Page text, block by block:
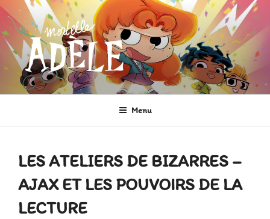
Aller
au
contenu
principal
MORTELLE ADÈLE
Héroïne de Bande dessinée
Menu
LES ATELIERS DE BIZARRES –
AJAX ET LES POUVOIRS DE LA
LECTURE